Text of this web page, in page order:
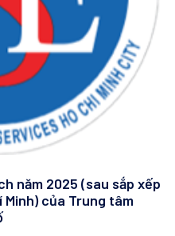
năm 2025 (sau sắp xếp
Minh) của Trung tâm